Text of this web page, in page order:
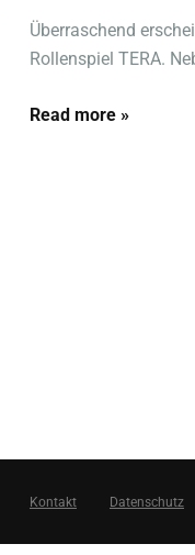
Überraschend
Rollenspiel TERA.
Read more »
Kontakt Datenschutz